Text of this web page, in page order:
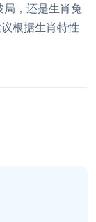
，还是生肖兔
根据生肖特性